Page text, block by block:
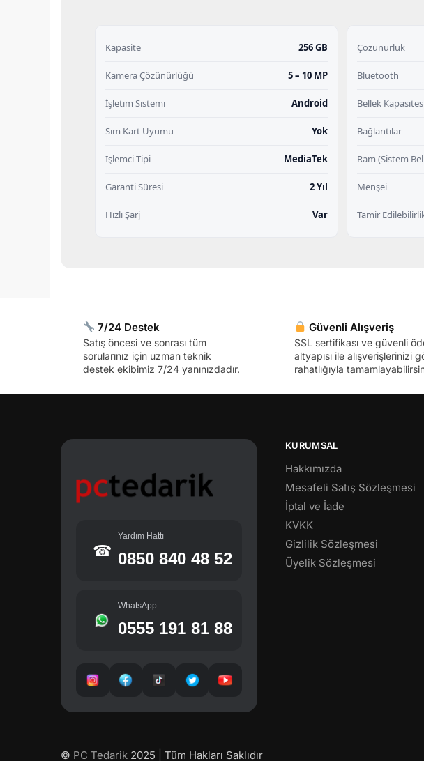
Kapasite 256 GB
Kamera Çözünürlüğü 5 – 10 MP
İşletim Sistemi Android
Sim Kart Uyumu Yok
İşlemci Tipi MediaTek
Garanti Süresi 2 Yıl
Hızlı Şarj Var
Çözünürlük
Bluetooth
Bellek
Bağlantılar
Ram (Sistem
Menşei
Tamir
7/24 Destek
Satış öncesi ve sonrası tüm
sorularınız için uzman teknik
destek ekibimiz 7/24 yanınızdadır.
Güvenli Alışveriş
SSL sertifikası ve güvenli
altyapısı ile alışverişlerinizi
rahatlığıyla
☎
Yardım Hattı
0850 840 48 52
WhatsApp
0555 191 81 88
KURUMSAL
Hakkımızda
Mesafeli Satış Sözleşmesi
İptal ve İade
KVKK
Gizlilik Sözleşmesi
Üyelik Sözleşmesi
© PC Tedarik 2025 | Tüm Hakları Saklıdır